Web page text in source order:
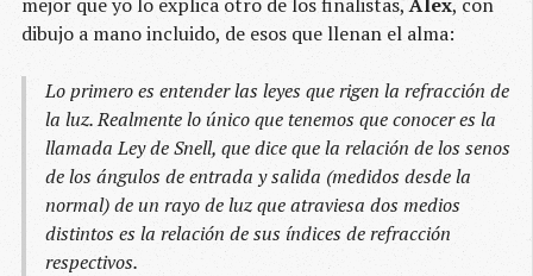
dibujo a mano incluido, de esos que llenan el alma:
Lo primero es entender las leyes que rigen la refracción de
la luz. Realmente lo único que tenemos que conocer es la
llamada Ley de Snell, que dice que la relación de los senos
de los ángulos de entrada y salida (medidos desde la
normal) de un rayo de luz que atraviesa dos medios
distintos es la relación de sus índices de refracción
respectivos.